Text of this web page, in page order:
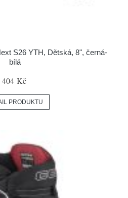
S26 YTH, Dětská, 8", černá-
bílá
404 Kč
PRODUKTU